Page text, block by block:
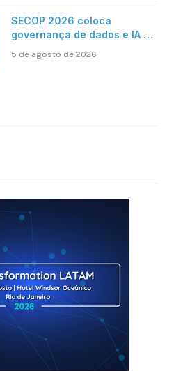
SECOP 2026 coloca
governança de dados e IA no
5 de agosto de 2026